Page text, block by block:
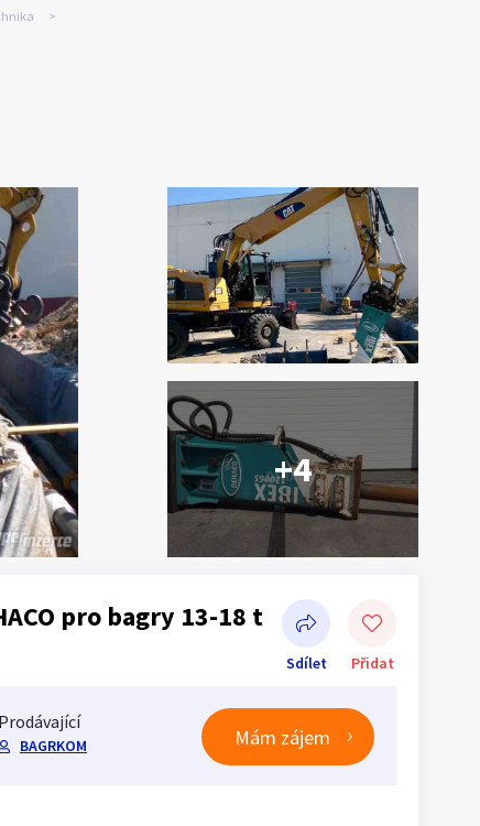
+4
pro bagry 13-18 t
Sdílet Přidat
Sdílet na Facebooku
Prodávající
BAGRKOM Mám zájem